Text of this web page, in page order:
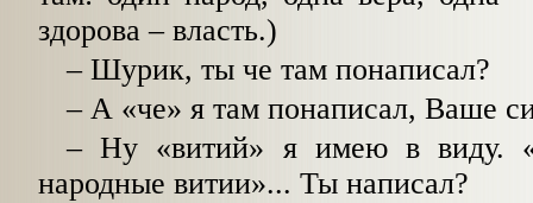
здорова–власть.)
–Шурик, ты че там понаписал?
–А «че» я там понаписал, Ваше
–Ну «витий» я имею в виду.
народные витии»... Ты написал?